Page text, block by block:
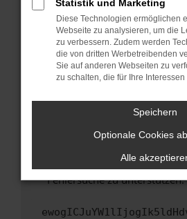
Betriebssystem auf dem
sind.
Veraltete Software birgt
Sicherheitsrisiko, sondern
führen, dass bestimmte
unterstützt werden.
Wende dich an den
Wenn du alle oben
hast, kontaktiere uns bitte.
uns diesen Text schicken, um
Fehlersuche zu unterstützen:
Statistik und Marketing
Diese Technologien ermöglichen
Webseite zu analysieren, um die
zu verbessern. Zudem werden
die von dritten Werbetreibenden
Sie auf anderen Webseiten zu
zu schalten, die für Ihre
Speichern
Optionale Cookies
Alle